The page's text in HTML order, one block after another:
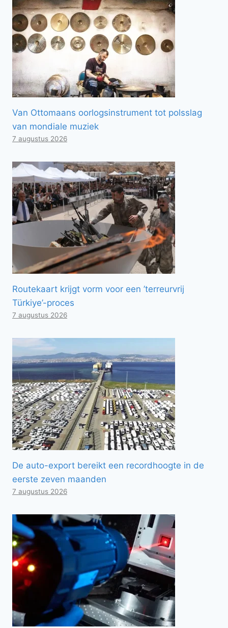
Van Ottomaans oorlogsinstrument tot polsslag
van mondiale muziek
7 augustus 2026
Routekaart krijgt vorm voor een ’terreurvrij
Türkiye’-proces
7 augustus 2026
De auto-export bereikt een recordhoogte in de
eerste zeven maanden
7 augustus 2026